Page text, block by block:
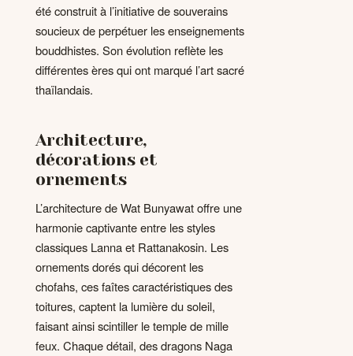
été construit à l’initiative de souverains
soucieux de perpétuer les enseignements
bouddhistes. Son évolution reflète les
différentes ères qui ont marqué l’art sacré
thaïlandais.
Architecture,
décorations et
ornements
L’architecture de Wat Bunyawat offre une
harmonie captivante entre les styles
classiques Lanna et Rattanakosin. Les
ornements dorés qui décorent les
chofahs, ces faîtes caractéristiques des
toitures, captent la lumière du soleil,
faisant ainsi scintiller le temple de mille
feux. Chaque détail, des dragons Naga